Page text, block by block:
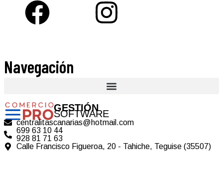
Navegación
GESTIÓN
SOFTWARE
centralitascanarias@hotmail.com
699 63 10 44
928 81 71 63
Calle Francisco Figueroa, 20 - Tahiche, Teguise (35507)